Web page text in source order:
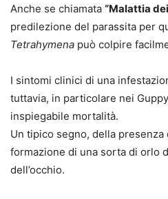
Anche se chiamata “Malattia
predilezione del parassita per
Tetrahymena può colpire
I sintomi clinici di una
tuttavia, in particolare nei
inspiegabile mortalità.
Un tipico segno, della presenza
formazione di una sorta di orlo
dell’occhio.